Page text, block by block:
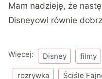
Mam nadzieję, że
Disneyowi równie
Więcej: Disney filmy
rozrywka Ściśle